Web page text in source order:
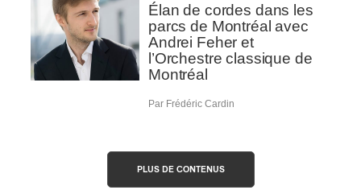
Élan de cordes dans les
parcs de Montréal avec
Andrei Feher et
l’Orchestre classique de
Montréal
Par Frédéric Cardin
PLUS DE CONTENUS